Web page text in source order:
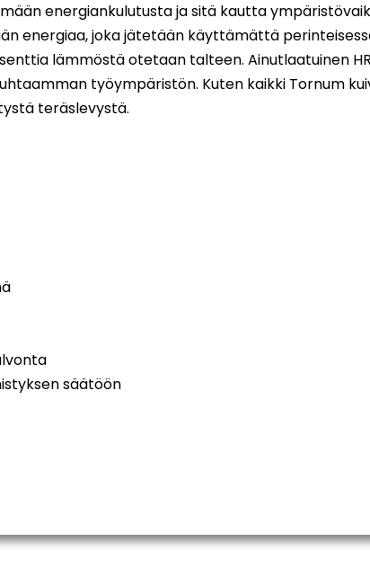
energiankulutusta ja sitä kautta
energiaa, joka jätetään käyttämättä
lämmöstä otetaan talteen. Ainutlaatuinen
työympäristön. Kuten kaikki Tornum
teräslevystä.
säätöön